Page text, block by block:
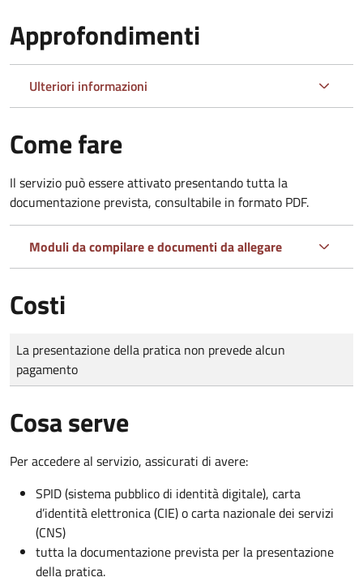
Approfondimenti
Ulteriori informazioni
Come fare
Il servizio può essere attivato presentando tutta la
documentazione prevista, consultabile in formato PDF.
Moduli da compilare e documenti da allegare
Costi
Tipo di pagamento
Importo
La presentazione della pratica non prevede alcun
pagamento
Cosa serve
Per accedere al servizio, assicurati di avere:
SPID (sistema pubblico di identità digitale), carta
d’identità elettronica (CIE) o carta nazionale dei servizi
(CNS)
tutta la documentazione prevista per la presentazione
della pratica.